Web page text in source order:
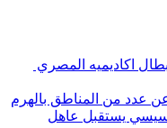
اكاديميه المصري
عدد من المناطق بالهرم
يستقبل عاهل